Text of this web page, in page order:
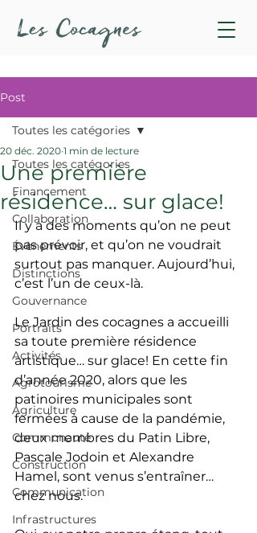
Post
Toutes les catégories
Financement
Collaboration
Évènements
Distinctions
Gouvernance
Portraits
Activités
Agrotourisme
Agriculture
Communauté
Construction
Communication
Infrastructures
Toutes les catégories
Une première
résidence… sur glace!
20 déc. 2020 1 min de lecture
Il y a des moments qu’on ne peut
pas prévoir, et qu’on ne voudrait
surtout pas manquer. Aujourd’hui,
c’est l’un de ceux-là.
Le Jardin des cocagnes a accueilli
sa toute première résidence
artistique… sur glace! En cette fin
d’année 2020, alors que les
patinoires municipales sont
fermées à cause de la pandémie,
deux membres du Patin Libre,
Pascale Jodoin et Alexandre
Hamel, sont venus s’entraîner…
chez nous.